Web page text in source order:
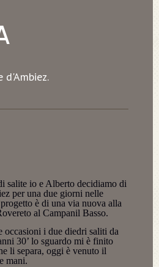
d'Ambiez.
salite io e Alberto decidiamo di
per una due giorni nelle
è di una via nuova alla
al Campanil Basso.
occasioni i due diedri saliti da
30’ lo sguardo mi è finito
li separa, oggi è venuto il
mani.